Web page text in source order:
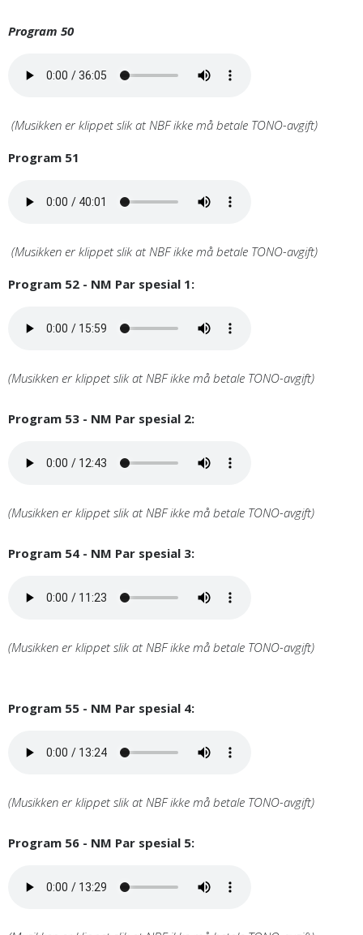
Program 50
(Musikken er klippet slik at NBF ikke må betale TONO-avgift)
Program 51
(Musikken er klippet slik at NBF ikke må betale TONO-avgift)
Program 52 - NM Par spesial 1:
(Musikken er klippet slik at NBF ikke må betale TONO-avgift)
Program 53 - NM Par spesial 2:
(Musikken er klippet slik at NBF ikke må betale TONO-avgift)
Program 54 - NM Par spesial 3:
(Musikken er klippet slik at NBF ikke må betale TONO-avgift)
Program 55 - NM Par spesial 4:
(Musikken er klippet slik at NBF ikke må betale TONO-avgift)
Program 56 - NM Par spesial 5: